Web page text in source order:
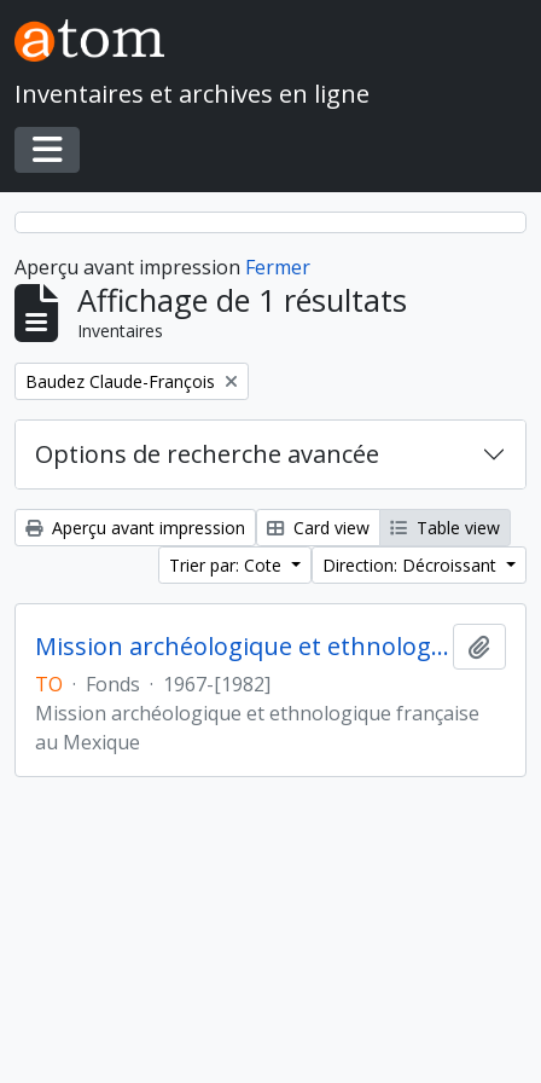
Skip to main content
Inventaires et archives en ligne
Toggle navigation
Aperçu avant impression Fermer
Affichage de 1 résultats
Inventaires
Remove filter:
Baudez Claude-François
Options de recherche avancée
Aperçu avant impression Card view
Table view
Trier par: Cote
Direction: Décroissant
Mission archéologique et ethnologique française au Mexique
TO · Fonds · 1967-[1982]
Mission archéologique et ethnologique française
au Mexique